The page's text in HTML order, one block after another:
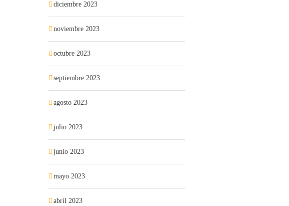
diciembre 2023
noviembre 2023
octubre 2023
septiembre 2023
agosto 2023
julio 2023
junio 2023
mayo 2023
abril 2023